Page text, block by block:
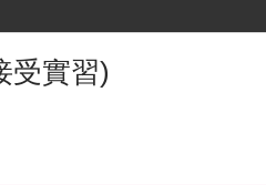
受實習)